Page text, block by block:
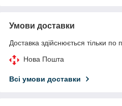
Умови доставки
Доставка здійснюється тільки по
Нова Пошта
Всі умови доставки